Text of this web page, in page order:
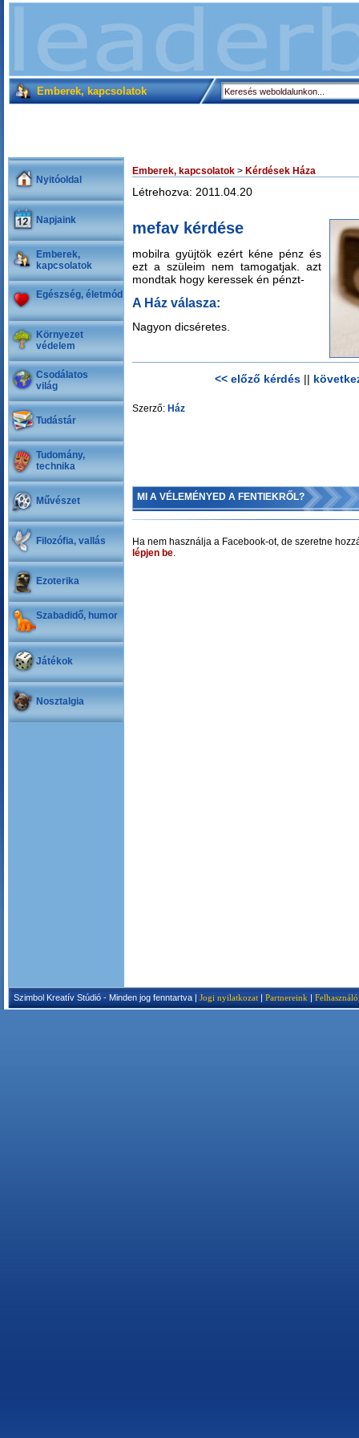
Emberek, kapcsolatok
Nyitóoldal
Napjaink
Emberek,
kapcsolatok
Egészség, életmód
Környezet
védelem
Csodálatos
világ
Tudástár
Tudomány,
technika
Művészet
Filozófia, vallás
Ezoterika
Szabadidő, humor
Játékok
Nosztalgia
Emberek, kapcsolatok > Kérdések Háza
Létrehozva: 2011.04.20
mefav kérdése
mobilra gyüjtök ezért kéne pénz és
ezt a szüleim nem tamogatjak. azt
mondtak hogy keressek én pénzt-
A Ház válasza:
Nagyon dicséretes.
<< előző kérdés||
Szerző: Ház
MI A VÉLEMÉNYED A FENTIEKRŐL?
Ha nem használja a Facebook-ot, de szeretne
lépjen be.
Szimbol Kreatív Stúdió - Minden jog fenntartva | Jogi nyilatkozat | Partnereink |